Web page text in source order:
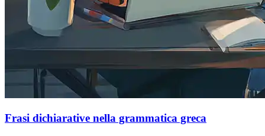
Frasi dichiarative nella grammatica greca